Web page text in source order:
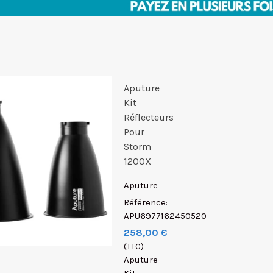
Aputure
Kit
Réflecteurs
Pour
Storm
1200X
Aputure
Référence:
APU6977162450520
258,00 €
(TTC)
Aputure